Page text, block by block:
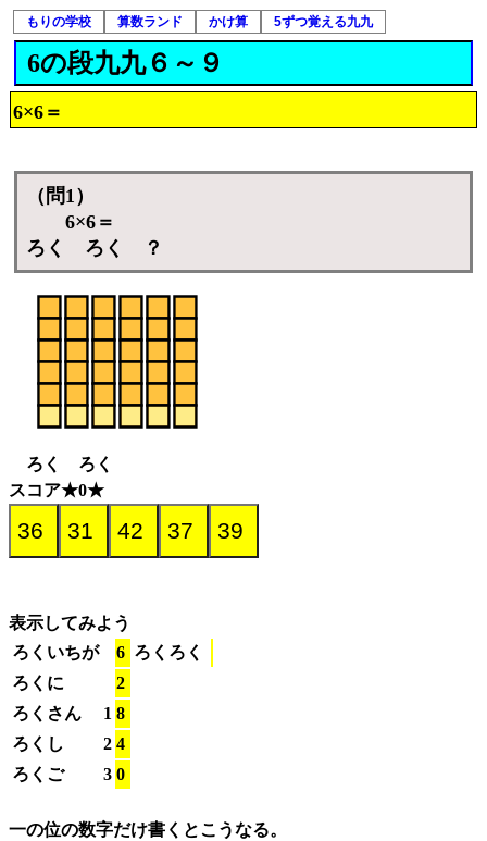
もりの学校 算数ランド かけ算 5ずつ覚える九九
6の段九九６～９
6×6＝
（問1）
6×6＝
ろく ろく ？
ろく ろく
スコア★0★
表示してみよう
ろくいちが
6 ろくろく
ろくに
2
ろくさん
1 8
ろくし
2 4
ろくご
3 0
一の位の数字だけ書くとこうなる。